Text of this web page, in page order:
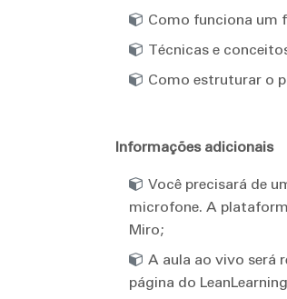
Como funciona um
Técnicas e
Como estruturar o
Informações adicionais
Você precisará de
microfone. A
Miro;
A aula ao vivo será
página do